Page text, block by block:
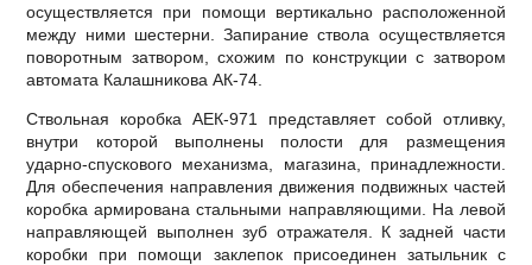
осуществляется при помощи вертикально расположенной
между ними шестерни. Запирание ствола осуществляется
поворотным затвором, схожим по конструкции с затвором
автомата Калашникова АК-74.
Ствольная коробка АЕК-971 представляет собой отливку,
внутри которой выполнены полости для размещения
ударно-спускового механизма, магазина, принадлежности.
Для обеспечения направления движения подвижных частей
коробка армирована стальными направляющими. На левой
направляющей выполнен зуб отражателя. К задней части
коробки при помощи заклепок присоединен затыльник с